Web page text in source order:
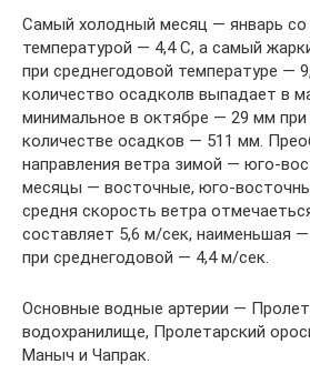
Cамый холодный месяц — январь со
температурой — 4,4 С, а самый
при среднегодовой температуре —
количество осадколв выпадает в
минимальное в октябре — 29 мм
количестве осадков — 511 мм.
направления ветра зимой — юго-
месяцы — восточные, юго-
средня скорость ветра
составляет 5,6 м/сек, наименьшая
при среднегодовой — 4,4 м/сек.
Основные водные артерии —
водохранилище, Пролетарский
Маныч и Чапрак.